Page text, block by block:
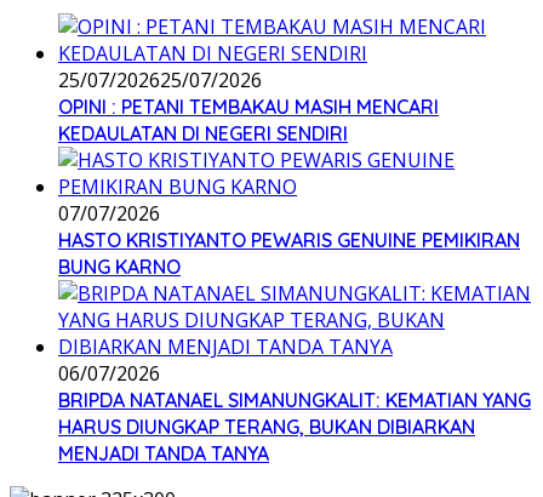
25/07/202625/07/2026
OPINI : PETANI TEMBAKAU MASIH MENCARI
KEDAULATAN DI NEGERI SENDIRI
07/07/2026
HASTO KRISTIYANTO PEWARIS GENUINE PEMIKIRAN
BUNG KARNO
06/07/2026
BRIPDA NATANAEL SIMANUNGKALIT: KEMATIAN YANG
HARUS DIUNGKAP TERANG, BUKAN DIBIARKAN
MENJADI TANDA TANYA